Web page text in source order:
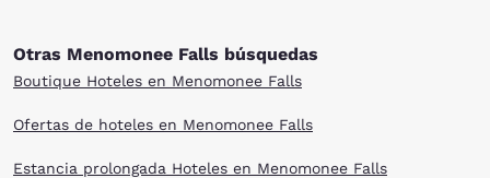
Otras Menomonee Falls búsquedas
Boutique Hoteles en Menomonee Falls
Ofertas de hoteles en Menomonee Falls
Estancia prolongada Hoteles en Menomonee Falls